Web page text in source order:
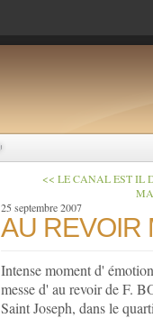
<< LE CANAL EST IL
25 septembre 2007
AU REVOIR
Intense moment d'
messe d' au revoir de F.
Saint Joseph, dans le